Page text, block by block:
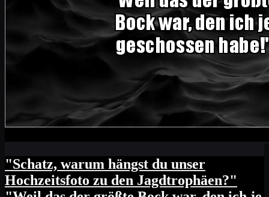
"Schatz, warum hängst du unser
Hochzeitsfoto zu den Jagdtrophäen?"